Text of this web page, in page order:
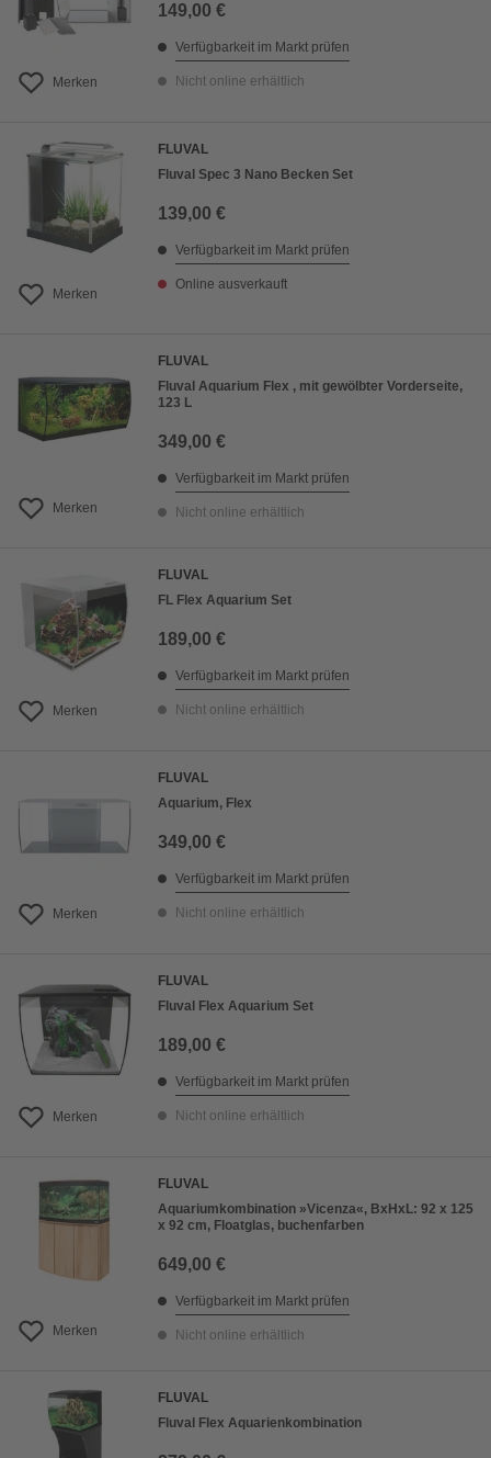
Merken
149,00 €
Verfügbarkeit im Markt prüfen
Nicht online erhältlich
Merken
FLUVAL
Fluval Spec 3 Nano Becken Set
139,00 €
Verfügbarkeit im Markt prüfen
Online ausverkauft
Merken
FLUVAL
Fluval Aquarium Flex , mit gewölbter Vorderseite,
123 L
349,00 €
Verfügbarkeit im Markt prüfen
Nicht online erhältlich
Merken
FLUVAL
FL Flex Aquarium Set
189,00 €
Verfügbarkeit im Markt prüfen
Nicht online erhältlich
Merken
FLUVAL
Aquarium, Flex
349,00 €
Verfügbarkeit im Markt prüfen
Nicht online erhältlich
Merken
FLUVAL
Fluval Flex Aquarium Set
189,00 €
Verfügbarkeit im Markt prüfen
Nicht online erhältlich
Merken
FLUVAL
Aquariumkombination »Vicenza«, BxHxL: 92 x 125
x 92 cm, Floatglas, buchenfarben
649,00 €
Verfügbarkeit im Markt prüfen
Nicht online erhältlich
FLUVAL
Fluval Flex Aquarienkombination